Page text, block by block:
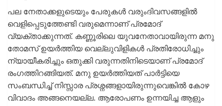
പല നേതാക്കളുടെയും പേരുകൾ വരുംദിവസങ്ങളിൽ
വെളിപ്പെടുത്തേണ്ടി വരുമെന്നാണ് പ്രമോദ്
വ്യക്താക്കുന്നത്. കണ്ണൂരിലെ യുവനേതാവായിരുന്ന മനു
തോമസ് ഉയർത്തിയ വെല്ലുവിളികൾ പ്രതിരോധിച്ചും
ന്യായീകരിച്ചും ഒതുക്കി വരുന്നതിനിടെയാണ് പ്രമോദ്
രംഗത്തിറങ്ങിയത്. മനു ഉയർത്തിയത് പാർട്ടിയെ
സംബന്ധിച്ച് നിസ്സാര പ്രശ്നങ്ങളായിരുന്നുവെങ്കിൽ കോഴ
വിവാദം അങ്ങനെയല്ല. ആരോപണം ഉന്നയിച്ച ആളും